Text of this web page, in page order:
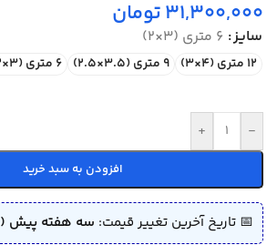
31,300,000تومان
سایز 6 متری (3×2)
12 متری (4×3) 9 متری (3.5×2.5) 6 متری (3×2)
-
+
افزودن به سبد خرید
📅 تاریخ آخرین تغییر قیمت: سه هفته پیش (1405/04/18)